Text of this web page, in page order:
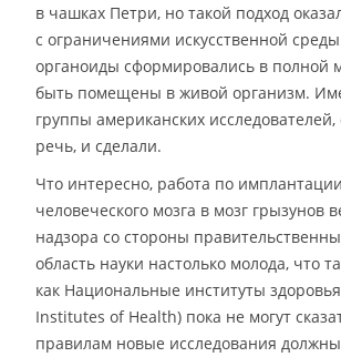
в чашках Петри, но такой подход
с ограничениями искусственной
органоиды сформировались в полной
быть помещены в живой организм.
группы американских
речь, и сделали.
Что интересно, работа по
человеческого мозга в мозг грызунов
надзора со стороны
область науки настолько молода, что
как Национальные институты
Institutes of Health) пока не могут
правилам новые исследования